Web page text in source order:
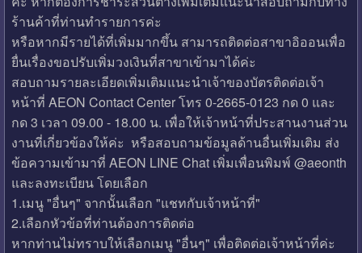
ร้านค้าที่ท่านทำรายการค่ะ
หรือหากมีรายได้ที่เพิ่มมากขึ้น สามารถติดต่อสาขาอิออนเพื่อ
ยื่นเรื่องขอปรับเพิ่มวงเงินที่สาขาเข้ามาได้ค่ะ
สอบถามรายละเอียดเพิ่มเติมแนะนำเจ้าของบัตรติดต่อเจ้า
หน้าที่ AEON Contact Center โทร 0-2665-0123 กด 0 และ
กด 3 เวลา 09.00 - 18.00 น. เพื่อให้เจ้าหน้าที่ประสานงานส่วน
งานที่เกี่ยวข้องให้ค่ะ หรือสอบถามข้อมูลด้านอื่นเพิ่มเติม ส่ง
ข้อความเข้ามาที่ AEON LINE Chat เพิ่มเพื่อนพิมพ์ @aeonth
และลงทะเบียน โดยเลือก
1.เมนู "อื่นๆ" จากนั้นเลือก "แชทกับเจ้าหน้าที่"
2.เลือกหัวข้อที่ท่านต้องการติดต่อ
หากท่านไม่ทราบให้เลือกเมนู "อื่นๆ" เพื่อติดต่อเจ้าหน้าที่ค่ะ